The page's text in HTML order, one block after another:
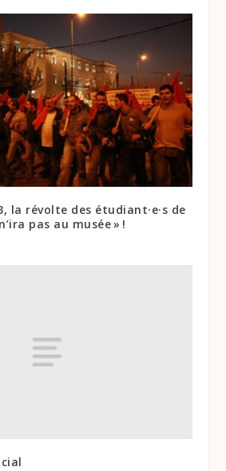
la révolte des étudiant·e·s de
pas au musée » !